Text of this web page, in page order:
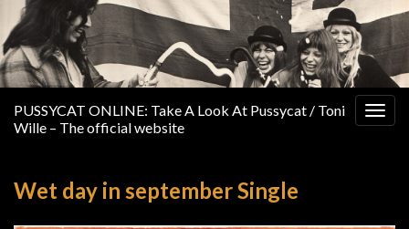
PUSSYCAT ONLINE: Take A Look At Pussycat / Toni
Wille – The official website
Wet day in september Single